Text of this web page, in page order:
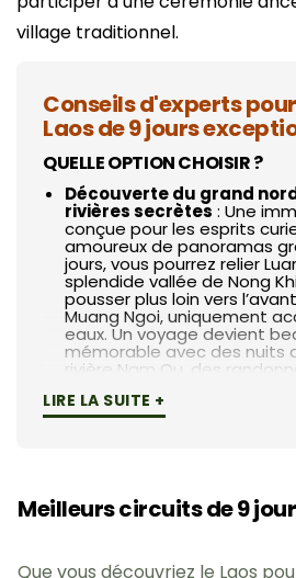
village traditionnel.
Conseils d'experts
Laos de 9 jours
QUELLE OPTION CHOISIR ?
Découverte du grand
rivières secrètes : Une
conçue pour les esprits
amoureux de panoramas
jours, vous pourrez relier
splendide vallée de Nong
pousser plus loin vers
Muang Ngoi, uniquement
eaux. Un voyage devient
mémorable avec des nuits
rivière Nam Ou, des
poignantes avec les
montagnardes.
obstacle logistique. Vous
l’élégance coloniale et les
pour finir votre course le
LIRE LA SUITE +
Meilleurs circuits de 9
Que vous découvriez le Laos